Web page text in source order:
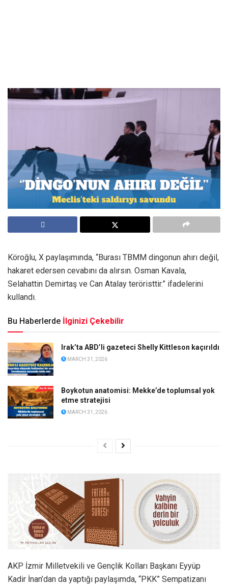
Köroğlu, X paylaşımında, “Burası TBMM dingonun ahırı değil,
hakaret edersen cevabını da alırsın. Osman Kavala,
Selahattin Demirtaş ve Can Atalay teröristtir.” ifadelerini
kullandı.
Bu Haberlerde İlginizi Çekebilir
Irak’ta ABD’li gazeteci Shelly Kittleson kaçırıldı
MARCH 31, 2026
Boykotun anatomisi: Mekke’de toplumsal yok
etme stratejisi
MARCH 31, 2026
AKP İzmir Milletvekili ve Gençlik Kolları Başkanı Eyyüp
Kadir İnan’dan da yaptığı paylaşımda, “PKK” Sempatizanı